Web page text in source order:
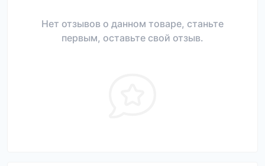
Нет отзывов о данном товаре, станьте
первым, оставьте свой отзыв.